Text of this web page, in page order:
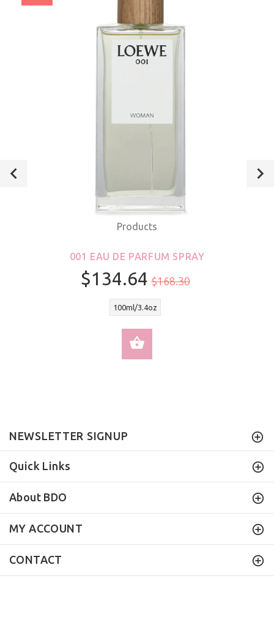
Products
001 EAU DE PARFUM SPRAY
$134.64 $168.30
100ml/3.4oz
NEWSLETTER SIGNUP
Quick Links
About BDO
MY ACCOUNT
CONTACT